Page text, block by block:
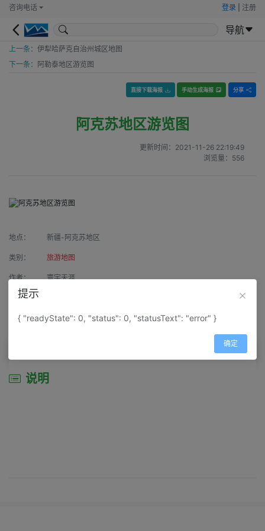
咨询电话 登录 注册
导航
上一条： 伊犁哈萨克自治州城区地图
下一条：
阿勒泰地区游览图
直接下载海报 手动生成海报 分享
阿克苏地区游览图
更新时间： 2021-11-26 22:19:49
浏览量： 556
地点： 新疆-阿克苏地区
类别： 旅游地图
作者： 寰宇天涯
来源：
属性： 地图属性： 地图类型-旅游资源分布图
说明
提示
{ "readyState": 0, "status": 0, "statusText": "error" }
确定